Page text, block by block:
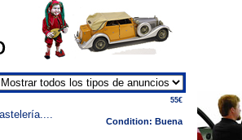
55€
Condition: Buena